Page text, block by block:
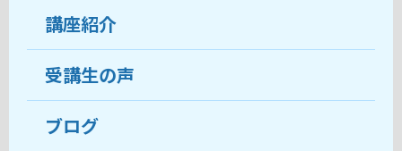
受講生の声
おすすめ・人気の講座
目的から講座を探す
ココがおすすめ
料金
受講までの流れ
講座紹介
受講生の声
ブログ